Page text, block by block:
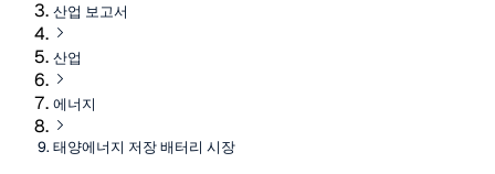
산업 보고서
산업
에너지
태양에너지 저장 배터리 시장